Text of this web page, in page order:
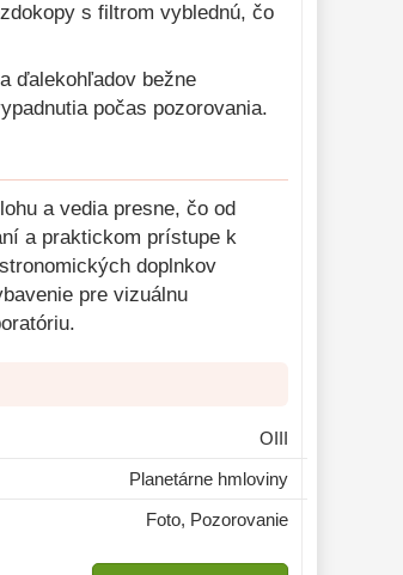
s filtrom vyblednú, čo
ďalekohľadov bežne
počas pozorovania.
a vedia presne, čo od
a praktickom prístupe k
doplnkov
pre vizuálnu
OIII
Planetárne hmloviny
Foto, Pozorovanie